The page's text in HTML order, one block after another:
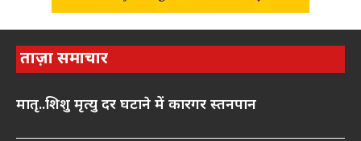
ताज़ा समाचार
मातृ..शिशु मृत्यु दर घटाने में कारगर स्तनपान